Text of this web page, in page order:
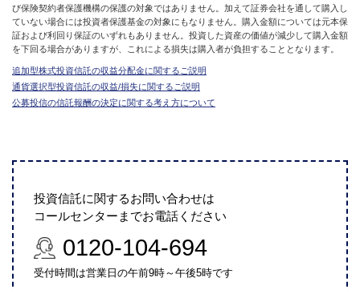
び保険契約者保護機構の保護の対象ではありません。加えて証券会社を通して購入し
ていない場合には投資者保護基金の対象にもなりません。購入金額については元本保
証および利回り保証のいずれもありません。投資した資産の価値が減少して購入金額
を下回る場合がありますが、これによる損失は購入者が負担することとなります。
追加型株式投資信託の収益分配金に関するご説明
通貨選択型投資信託の収益/損失に関するご説明
公募投信の信託報酬の決定に関する考え方について
投資信託に関するお問い合わせは
コールセンターまでお電話ください
0120-104-694
受付時間は営業日の午前9時～午後5時です